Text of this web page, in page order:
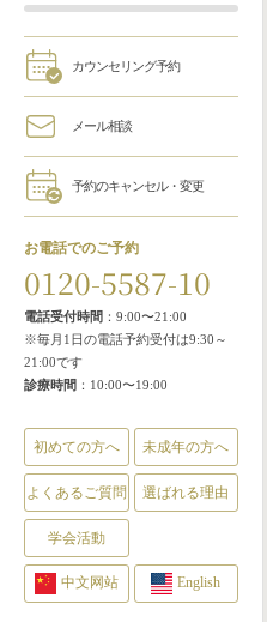
カウンセリング予約
メール相談
予約のキャンセル・変更
お電話でのご予約
0120-5587-10
電話受付時間 ：9:00〜21:00
※毎月1日の電話予約受付は9:30～
21:00です
診療時間 ：10:00〜19:00
初めての方へ 未成年の方へ
よくあるご質問 選ばれる理由
学会活動
中文网站 English